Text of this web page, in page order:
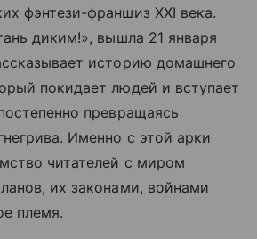
фэнтези-франшиз XXI века.
диким!», вышла 21 января
историю домашнего
покидает людей и вступает
превращаясь
Именно с этой арки
читателей с миром
их законами, войнами
племя.